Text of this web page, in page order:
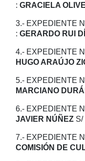
: GRACIELA
3.- EXPEDIENTE
: GERARDO RUI
4.- EXPEDIENTE
HUGO ARAÚJO
5.- EXPEDIENTE
MARCIANO
6.- EXPEDIENTE
JAVIER NÚÑEZ S/
7.- EXPEDIENTE
COMISIÓN DE